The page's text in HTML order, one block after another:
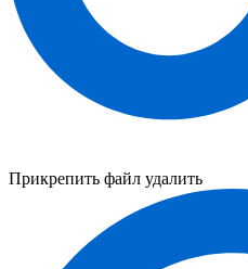
Прикрепить файл удалить